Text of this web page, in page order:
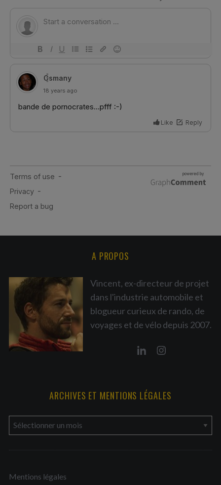
A PROPOS
Vincent, ex-directeur de projet
dans l'industrie automobile et
blogueur curieux de rando, de
voyages et de vélo depuis 2007.
ARCHIVES ET MENTIONS LÉGALES
r
c
iMentions légales